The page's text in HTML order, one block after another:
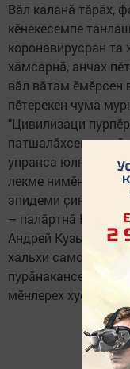
Вӑл каланӑ тӑрӑх,
кӗнекесемпе
коронавирусран
хӑмсарнӑ, анчах
вӑл вӑтам ӗмӗрсен
пӗтерекен чума
"Цивилизаци
патшалӑхсем юлнӑ,
упранса юлнӑ.
лекме нимӗнле
эпидеми ҫинчен
– палӑртнӑ
Андрей Кузьминпа
хальхи самозоляци
пурӑнакансен
мӗнлерех хуҫса